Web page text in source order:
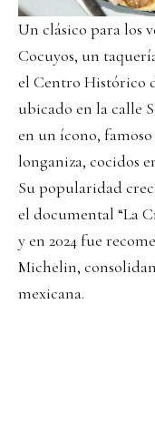
Un clásico para los
Cocuyos, un
el Centro Histórico
ubicado en la calle
en un ícono,
longaniza, cocidos
Su popularidad
el documental “La
y en 2024 fue
Michelin,
mexicana.